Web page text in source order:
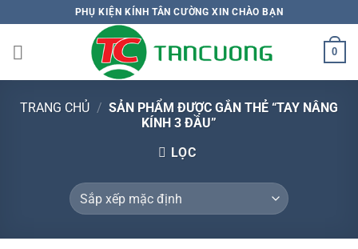
qua
nội
PHỤ KIỆN KÍNH TÂN CƯỜNG XIN CHÀO BẠN
0
TRANG CHỦ / SẢN PHẨM ĐƯỢC GẮN THẺ “TAY NÂNG
KÍNH 3 ĐẦU”
LỌC